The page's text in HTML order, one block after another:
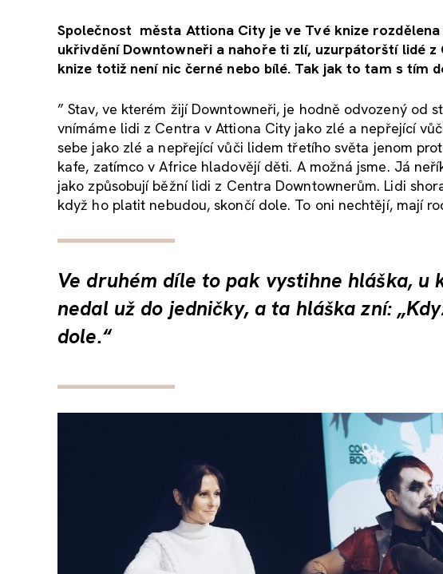
Společnost města Attiona City je ve Tvé knize
ukřivdění Downtowneři a nahoře ti zlí, uzurpátorští lidé
knize totiž není nic černé nebo bílé. Tak jak to tam s tím
” Stav, ve kterém žijí Downtowneři, je hodně odvozený od
vnímáme lidi z Centra v Attiona City jako zlé a nepřející
sebe jako zlé a nepřející vůči lidem třetího světa jenom
kafe, zatímco v Africe hladovějí děti. A možná jsme. Já
jako způsobují běžní lidi z Centra Downtownerům. Lidi
když ho platit nebudou, skončí dole. To oni nechtějí, mají
Ve druhém díle to pak vystihne hláška,
nedal už do jedničky, a ta hláška zní:
dole.“